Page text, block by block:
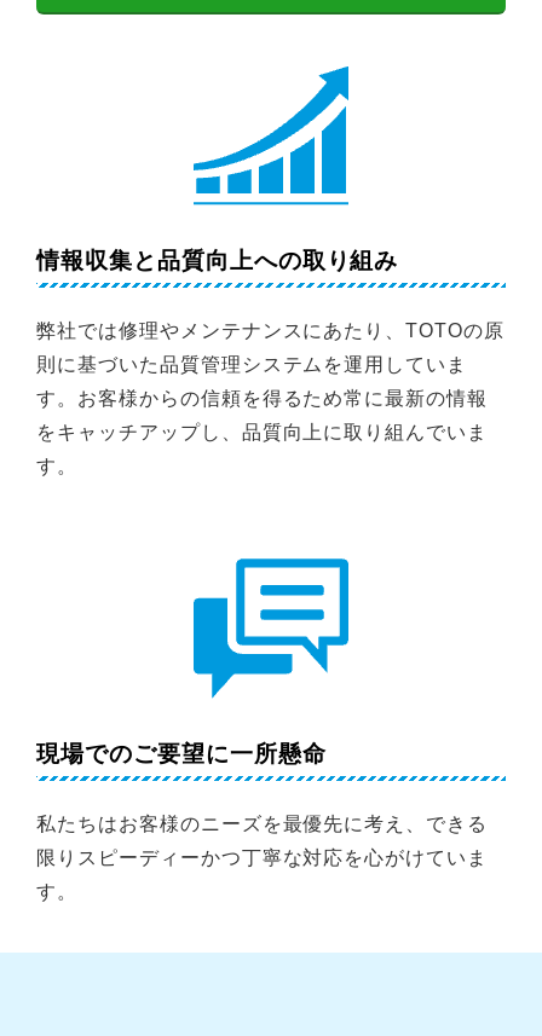
情報収集と品質向上への取り組み
弊社では修理やメンテナンスにあたり、TOTOの原
則に基づいた品質管理システムを運用していま
す。お客様からの信頼を得るため常に最新の情報
をキャッチアップし、品質向上に取り組んでいま
す。
現場でのご要望に一所懸命
私たちはお客様のニーズを最優先に考え、できる
限りスピーディーかつ丁寧な対応を心がけていま
す。